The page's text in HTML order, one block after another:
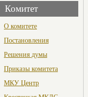
Комитет
О комитете
Постановления
Решения думы
Приказы комитета
МКУ Центр